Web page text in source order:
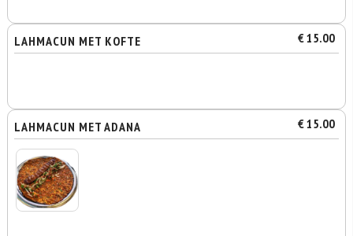
LAHMACUN MET KOFTE € 15.00
LAHMACUN MET ADANA € 15.00